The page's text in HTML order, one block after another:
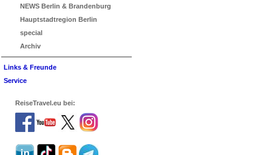
NEWS Berlin & Brandenburg
Hauptstadtregion Berlin
special
Archiv
Links & Freunde
Service
ReiseTravel.eu bei: